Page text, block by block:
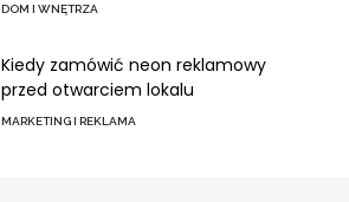
DOM I WNĘTRZA
Kiedy zamówić neon reklamowy
przed otwarciem lokalu
MARKETING I REKLAMA